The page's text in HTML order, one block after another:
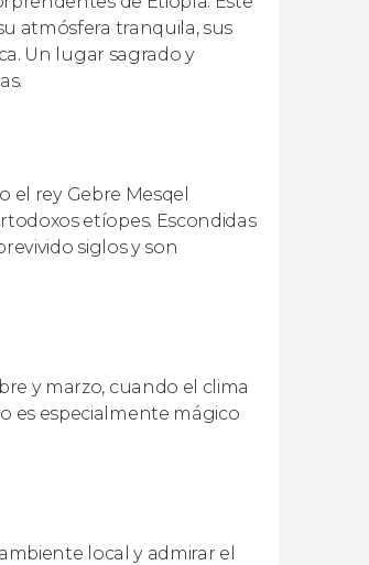
atmósfera tranquila, sus
Un lugar sagrado y
el rey Gebre Mesqel
etíopes. Escondidas
siglos y son
y marzo, cuando el clima
es especialmente mágico
local y admirar el